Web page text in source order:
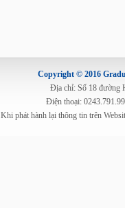
Copyright © 2016
Địa chỉ: Số 18 đường
Điện thoại:
Khi phát hành lại thông tin trên